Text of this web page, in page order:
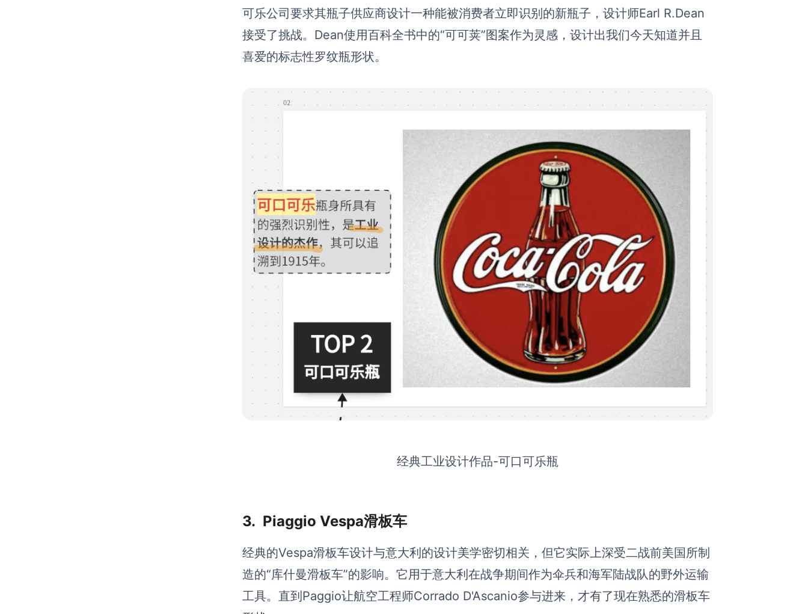
可乐公司要求其瓶子供应商设计一种能被消费者立即识别的新瓶子 ，设计师Earl R.Dean
接受了挑战。Dean使用百科全书中的“可可荚”图案作为灵感，设计出我们今天知道并且
喜爱的标志性罗纹瓶形状。
经典工业设计作品-可口可乐瓶
3. Piaggio Vespa滑板车
经典的Vespa滑板车设计与意大利的设计美学密切相关，但它实际上深受二战前美国所制
造的“库什曼滑板车”的影响。它用于意大利在战争期间作为伞兵和海军陆战队的野外运输
工具。直到Paggio让航空工程师Corrado D'Ascanio参与进来，才有了现在熟悉的滑板车